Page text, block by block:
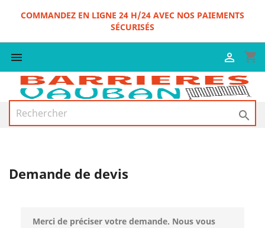
COMMANDEZ EN LIGNE 24 H/24 AVEC NOS PAIEMENTS
SÉCURISÉS
 shopping_cart


Demande de devis
Merci de préciser votre demande. Nous vous